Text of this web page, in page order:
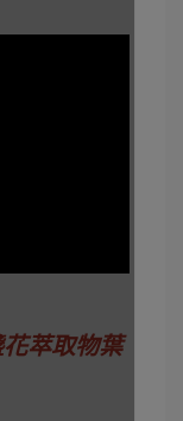
萃取物葉